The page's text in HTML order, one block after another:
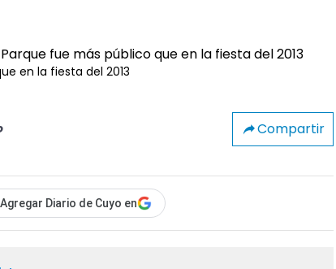
en la fiesta del 2013
Compartir
Agregar Diario de Cuyo en